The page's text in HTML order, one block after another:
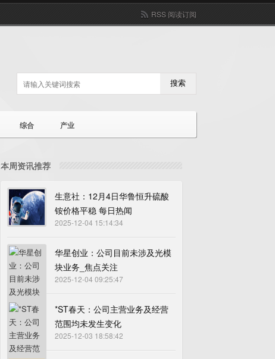
RSS 阅读订阅
搜索
综合 产业
本周资讯推荐
生意社：12月4日华鲁恒升硫酸
铵价格平稳 每日热闻
2025-12-04 15:14:34
华星创业：公司目前未涉及光模
块业务_焦点关注
2025-12-04 09:25:47
*ST春天：公司主营业务及经营
范围均未发生变化
2025-12-03 18:58:42